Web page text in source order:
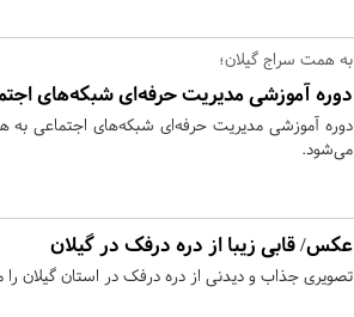
به همت سراج گیلان؛
دوره آموزشی مدیریت حرفه‌ای شبکه‌های
دوره آموزشی مدیریت حرفه‌ای شبکه‌های اجتماعی به
می‌‌شود.
عکس/ قابی زیبا از دره درفک در گیلان
تصویری جذاب و دیدنی از دره درفک در استان گیلان را